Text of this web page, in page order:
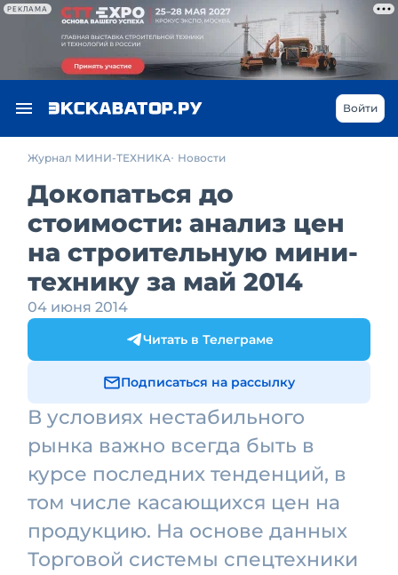
РЕКЛАМА
Войти
Журнал МИНИ-ТЕХНИКА Новости
Докопаться до
стоимости: анализ цен
на строительную мини-
технику за май 2014
04 июня 2014
Читать в Телеграме
Подписаться на рассылку
В условиях нестабильного
рынка важно всегда быть в
курсе последних тенденций, в
том числе касающихся цен на
продукцию. На основе данных
Торговой системы спецтехники